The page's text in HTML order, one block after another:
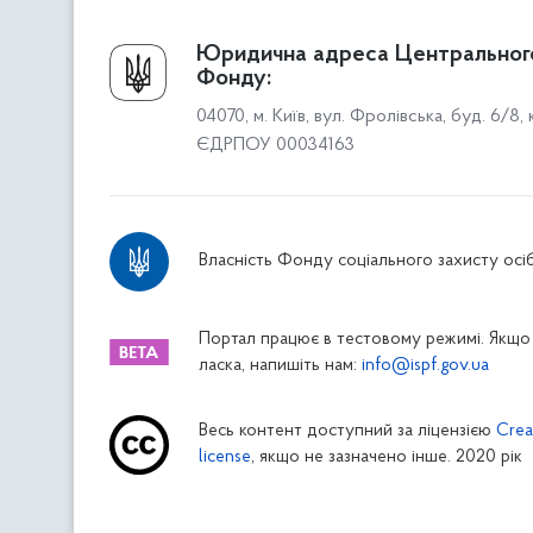
Про Фонд
Керівництво
Структура Фонду
Територіальні відділення
Дніпропетровське відділення
Житомирське відділення
Закарпатське відділення
Запорізьке відділення
Івано-Франківське відділення
Юридична адреса
Фонду:
04070, м. Київ, вул. Фролівська, буд. 6/8,
ЄДРПОУ 00034163
Власність Фонду соціального захисту осіб
Портал працює в тестовому режимі. Якщо
ласка, напишіть нам: info@ispf.gov.ua
Весь контент доступний за ліцензією
license, якщо не зазначено інше. 2020 рік